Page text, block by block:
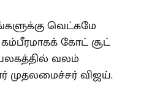
வெட்கமே
கோட் சூட்
வலம்
முதலமைச்சர் விஜய்.